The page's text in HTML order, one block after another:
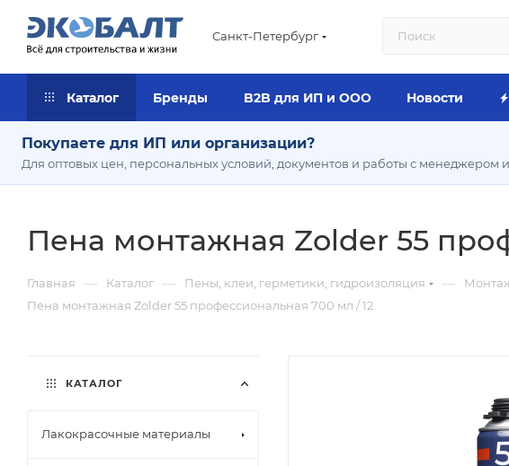
Санкт-Петербург
Каталог Бренды B2B для ИП и ООО Новости
Покупаете для ИП или организации?
Для оптовых цен, персональных условий, документов и работы с менеджером
Пена монтажная Zolder 55
Главная — Каталог — Пены, клеи, герметики, гидроизоляция —
Пена монтажная Zolder 55 профессиональная 700 мл / 12
КАТАЛОГ
Лакокрасочные материалы